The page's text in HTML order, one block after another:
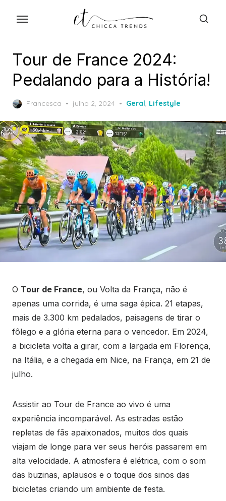
Tour de France 2024:
Pedalando para a História!
Francesca
Posted
julho 2, 2024 Geral, Lifestyle
O Tour de France, ou Volta da França, não é
apenas uma corrida, é uma saga épica. 21 etapas,
mais de 3.300 km pedalados, paisagens de tirar o
fôlego e a glória eterna para o vencedor. Em 2024,
a bicicleta volta a girar, com a largada em Florença,
na Itália, e a chegada em Nice, na França, em 21 de
julho.
Assistir ao Tour de France ao vivo é uma
experiência incomparável. As estradas estão
repletas de fãs apaixonados, muitos dos quais
viajam de longe para ver seus heróis passarem em
alta velocidade. A atmosfera é elétrica, com o som
das buzinas, aplausos e o toque dos sinos das
bicicletas criando um ambiente de festa.